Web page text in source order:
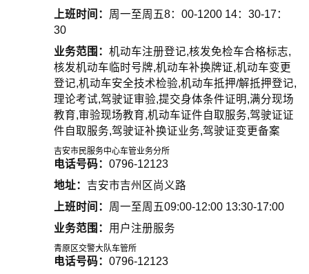
上班时间： 周一至周五8：00-1200 14：30-17：
30
业务范围： 机动车注册登记,核发免检车合格标志,
核发机动车临时号牌,机动车补换牌证,机动车变更
登记,机动车安全技术检验,机动车抵押/解抵押登记,
理论考试,驾驶证审验,提交身体条件证明,满分现场
教育,审验现场教育,机动车证件自取服务,驾驶证证
件自取服务,驾驶证补换证业务,驾驶证变更备案
吉安市民服务中心车管业务分所
电话号码： 0796-12123
地址： 吉安市吉州区尚义路
上班时间： 周一至周五09:00-12:00 13:30-17:00
业务范围： 用户注册服务
青原区交警大队车管所
电话号码： 0796-12123